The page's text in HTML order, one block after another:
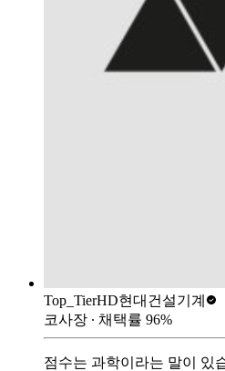
Top_TierHD현대건설기계
코사장 ∙ 채택률 96%
점수는 과학이라는 말이 있